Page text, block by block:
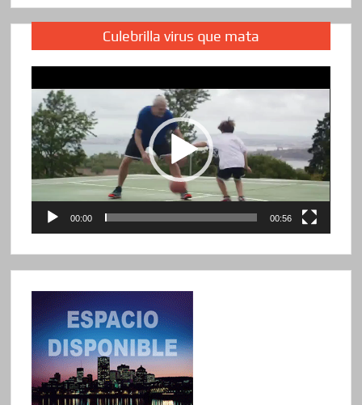
Culebrilla virus que mata
de
vídeo
00:00 00:56